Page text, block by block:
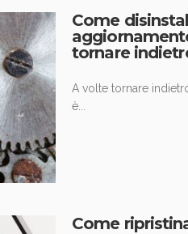
Come
tornare
A volte tornare
è...
Come